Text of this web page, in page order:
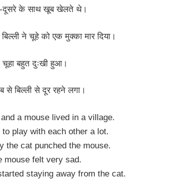
दूसरे के साथ खूब खेलते थे।
ने चूहे को एक मुक्का मार दिया।
चूहा बहुत दुःखी हुआ।
से बिल्ली से दूर रहने लगा।
a mouse lived in a village.
to play with each other a lot.
the cat punched the mouse.
mouse felt very sad.
staying away from the cat.